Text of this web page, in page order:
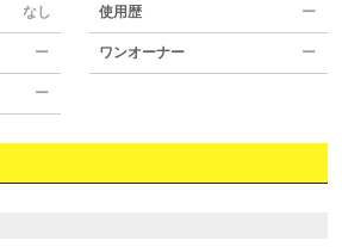
なし 使用歴 ー
ー ワンオーナー ー
ー